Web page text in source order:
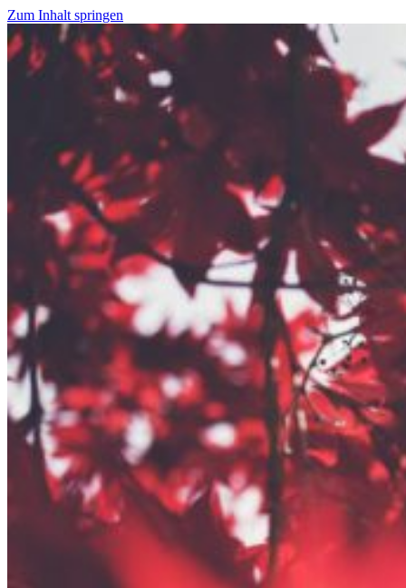
Zum Inhalt springen